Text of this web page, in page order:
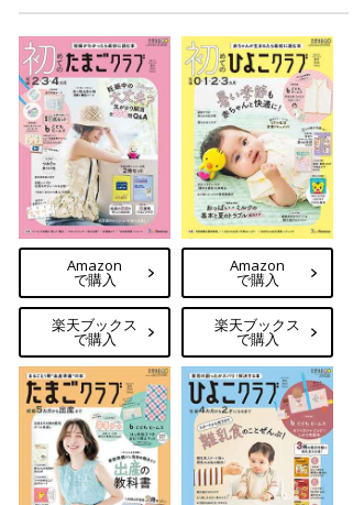
Amazon
で購入
楽天ブックス
で購入
Amazon
で購入
楽天ブックス
で購入